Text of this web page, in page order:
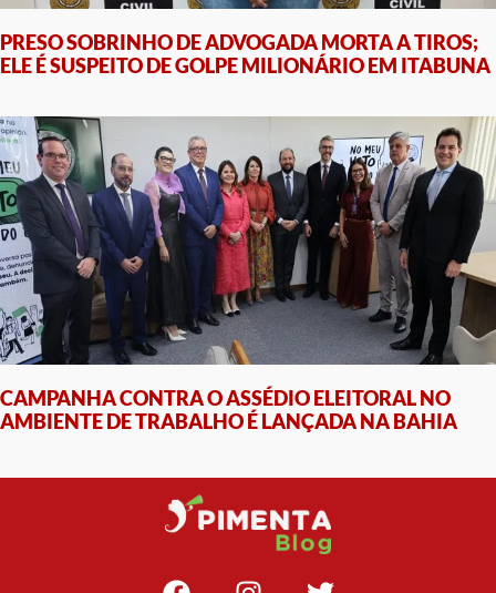
PRESO SOBRINHO DE ADVOGADA MORTA A TIROS;
ELE É SUSPEITO DE GOLPE MILIONÁRIO EM ITABUNA
CAMPANHA CONTRA O ASSÉDIO ELEITORAL NO
AMBIENTE DE TRABALHO É LANÇADA NA BAHIA